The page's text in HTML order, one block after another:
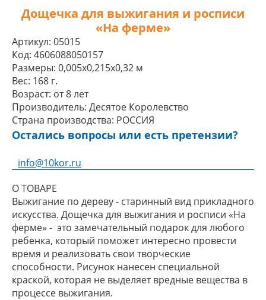
Дощечка для выжигания и росписи
«На ферме»
Артикул: 05015
Код: 4606088050157
Размеры: 0,005x0,215x0,32 м
Вес: 168 г.
Возраст: от 8 лет
Производитель: Десятое Королевство
Страна производства: РОССИЯ
Остались вопросы или есть претензии?
info@10kor.ru
О ТОВАРЕ
Выжигание по дереву - старинный вид прикладного
искусства. Дощечка для выжигания и росписи «На
ферме» - это замечательный подарок для любого
ребенка, который поможет интересно провести
время и реализовать свои творческие
способности. Рисунок нанесен специальной
краской, которая не выделяет вредные вещества в
процессе выжигания.